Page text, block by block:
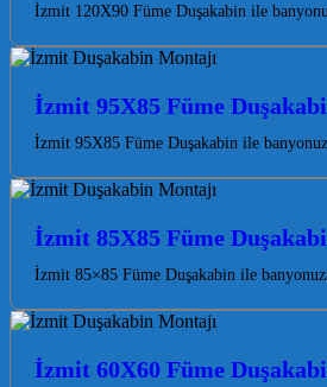
İzmit 120X90 Füme Duşakabin ile
İzmit 95X85 Füme
İzmit 95X85 Füme Duşakabin ile
İzmit 85X85 Füme
İzmit 85×85 Füme Duşakabin ile
İzmit 60X60 Füme